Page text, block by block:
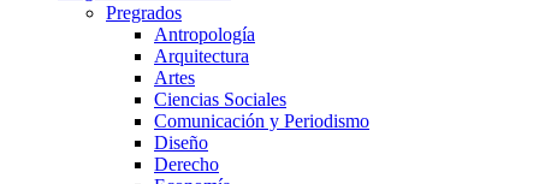
Pregrados
Antropología
Arquitectura
Artes
Ciencias Sociales
Comunicación y Periodismo
Diseño
Derecho